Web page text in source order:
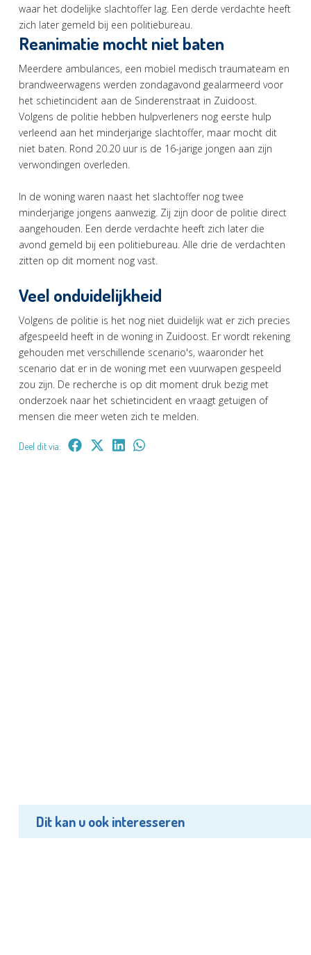
waar het dodelijke slachtoffer lag. Een derde verdachte heeft
zich later gemeld bij een politiebureau.
Reanimatie mocht niet baten
Meerdere ambulances, een mobiel medisch traumateam en
brandweerwagens werden zondagavond gealarmeerd voor
het schietincident aan de Sinderenstraat in Zuidoost.
Volgens de politie hebben hulpverleners nog eerste hulp
verleend aan het minderjarige slachtoffer, maar mocht dit
niet baten. Rond 20.20 uur is de 16-jarige jongen aan zijn
verwondingen overleden.
In de woning waren naast het slachtoffer nog twee
minderjarige jongens aanwezig. Zij zijn door de politie direct
aangehouden. Een derde verdachte heeft zich later die
avond gemeld bij een politiebureau. Alle drie de verdachten
zitten op dit moment nog vast.
Veel onduidelijkheid
Volgens de politie is het nog niet duidelijk wat er zich precies
afgespeeld heeft in de woning in Zuidoost. Er wordt rekening
gehouden met verschillende scenario's, waaronder het
scenario dat er in de woning met een vuurwapen gespeeld
zou zijn. De recherche is op dit moment druk bezig met
onderzoek naar het schietincident en vraagt getuigen of
mensen die meer weten zich te melden.
Deel dit via:
Dit kan u ook interesseren